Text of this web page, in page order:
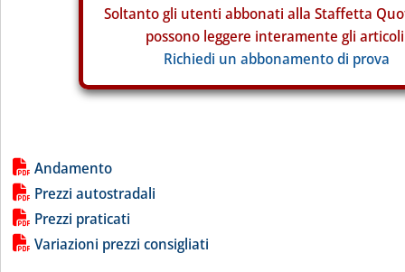
Soltanto gli utenti abbonati alla Staffetta
possono leggere interamente gli
Richiedi un abbonamento di prova
Lista allegati PDF alla notizia
Andamento
Prezzi autostradali
Prezzi praticati
Variazioni prezzi consigliati